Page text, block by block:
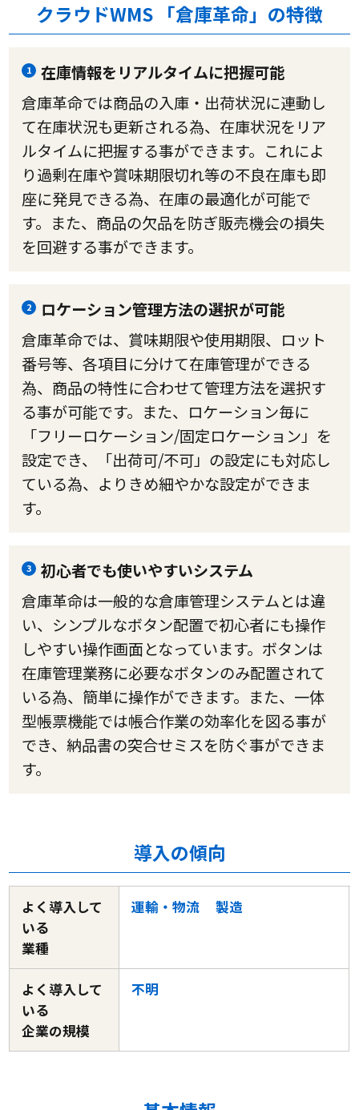
クラウドWMS 「倉庫革命」の特徴
1
在庫情報をリアルタイムに把握可能
倉庫革命では商品の入庫・出荷状況に連動し
て在庫状況も更新される為、在庫状況をリア
ルタイムに把握する事ができます。これによ
り過剰在庫や賞味期限切れ等の不良在庫も即
座に発見できる為、在庫の最適化が可能で
す。また、商品の欠品を防ぎ販売機会の損失
を回避する事ができます。
2
ロケーション管理方法の選択が可能
倉庫革命では、賞味期限や使用期限、ロット
番号等、各項目に分けて在庫管理ができる
為、商品の特性に合わせて管理方法を選択す
る事が可能です。また、ロケーション毎に
「フリーロケーション/固定ロケーション」を
設定でき、「出荷可/不可」の設定にも対応し
ている為、よりきめ細やかな設定ができま
す。
3
初心者でも使いやすいシステム
倉庫革命は一般的な倉庫管理システムとは違
い、シンプルなボタン配置で初心者にも操作
しやすい操作画面となっています。ボタンは
在庫管理業務に必要なボタンのみ配置されて
いる為、簡単に操作ができます。また、一体
型帳票機能では帳合作業の効率化を図る事が
でき、納品書の突合せミスを防ぐ事ができま
す。
導入の傾向
よく導入して
いる
業種
運輸・物流 製造
よく導入して
いる
企業の規模
不明